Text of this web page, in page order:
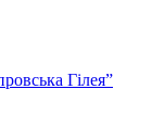
Гілея”